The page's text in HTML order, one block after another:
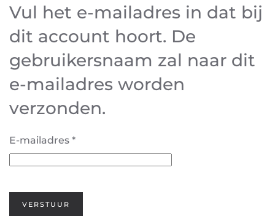
Vul het e-mailadres in dat bij
dit account hoort. De
gebruikersnaam zal naar dit
e-mailadres worden
verzonden.
E-mailadres *
VERSTUUR